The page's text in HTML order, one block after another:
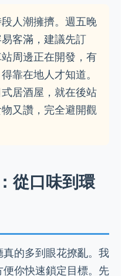
人潮擁擠。週五晚
客滿，建議先訂
周邊正在開發，有
靠在地人才知道。
居酒屋，就在後站
又讚，完全避開觀
從口味到環
的多到眼花撩亂。我
你快速鎖定目標。先